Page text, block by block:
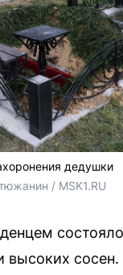
дедушки
/ MSK1.RU
высоких